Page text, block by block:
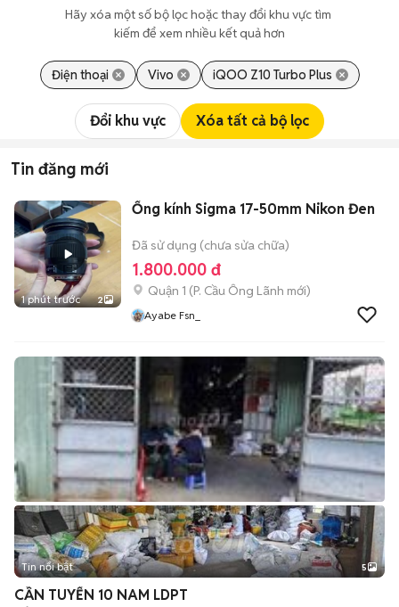
Hãy xóa một số bộ lọc hoặc thay đổi khu vực tìm
kiếm để xem nhiều kết quả hơn
Điện thoại Vivo iQOO Z10 Turbo Plus
Đổi khu vực Xóa tất cả bộ lọc
Tin đăng mới
1 phút trước 2
Ống kính Sigma 17-50mm Nikon Đen
Đã sử dụng (chưa sửa chữa)
1.800.000 đ
Quận 1 (P. Cầu Ông Lãnh mới)
Ayabe Fsn_
Tin nổi bật 5
CẦN TUYỂN 10 NAM LDPT